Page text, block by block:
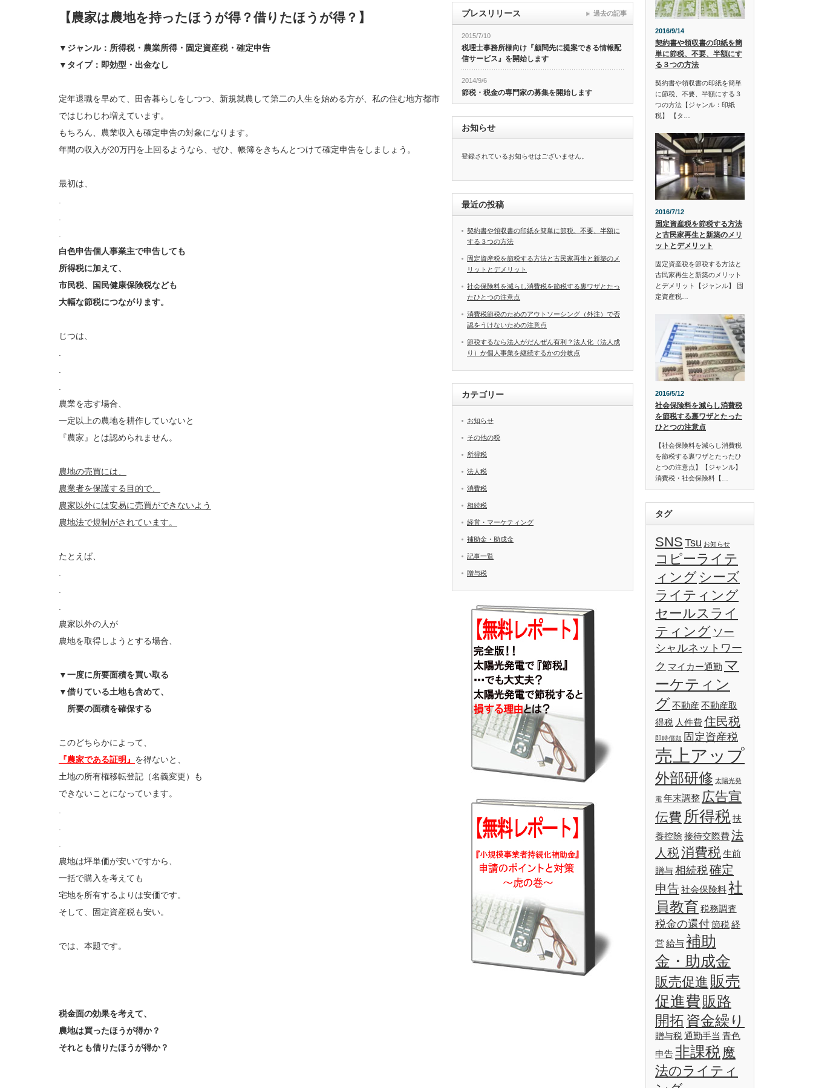
【農家は農地を持ったほうが得？借りたほうが得？】
▼ジャンル：所得税・農業所得・固定資産税・確定申告
▼タイプ：即効型・出金なし
定年退職を早めて、田舎暮らしをしつつ、新規就農して第二の人生を始める方が、私の住む地方都市
ではじわじわ増えています。
もちろん、農業収入も確定申告の対象になります。
年間の収入が20万円を上回るようなら、ぜひ、帳簿をきちんとつけて確定申告をしましょう。
最初は、
白色申告個人事業主で申告しても
所得税に加えて、
市民税、国民健康保険税なども
大幅な節税につながります。
じつは、
農業を志す場合、
一定以上の農地を耕作していないと
『農家』とは認められません。
農地の売買には、
農業者を保護する目的で、
農家以外には安易に売買ができないよう
農地法で規制がされています。
たとえば、
農家以外の人が
農地を取得しようとする場合、
▼一度に所要面積を買い取る
▼借りている土地も含めて、
所要の面積を確保する
このどちらかによって、
『農家である証明』 を得ないと、
土地の所有権移転登記（名義変更）も
できないことになっています。
農地は坪単価が安いですから、
一括で購入を考えても
宅地を所有するよりは安価です。
そして、固定資産税も安い。
では、本題です。
税金面の効果を考えて、
農地は買ったほうが得か？
それとも借りたほうが得か？
プレスリリース
2015/7/10
税理士事務所様向け『顧問先に提案できる情報配
信サービス』を開始します
2014/9/6
節税・税金の専門家の募集を開始します
過去の記事
お知らせ
登録されているお知らせはございません。
最近の投稿
契約書や領収書の印紙を簡単に節税、不要、半額に
する３つの方法
固定資産税を節税する方法と古民家再生と新築のメ
リットとデメリット
社会保険料を減らし消費税を節税する裏ワザとたっ
たひとつの注意点
消費税節税のためのアウトソーシング（外注）で否
認をうけないための注意点
節税するなら法人がだんぜん有利？法人化（法人成
り）か個人事業を継続するかの分岐点
カテゴリー
お知らせ
その他の税
所得税
法人税
消費税
相続税
経営・マーケティング
補助金・助成金
記事一覧
贈与税
2016/9/14
契約書や領収書の印紙を簡
単に節税、不要、半額にす
る３つの方法
契約書や領収書の印紙を簡単
に節税、不要、半額にする３
つの方法【ジャンル：印紙
税】 【タ…
2016/7/12
固定資産税を節税する方法
と古民家再生と新築のメリ
ットとデメリット
固定資産税を節税する方法と
古民家再生と新築のメリット
とデメリット【ジャンル】 固
定資産税…
2016/5/12
社会保険料を減らし消費税
を節税する裏ワザとたった
ひとつの注意点
【社会保険料を減らし消費税
を節税する裏ワザとたったひ
とつの注意点】【ジャンル】
消費税・社会保険料【…
タグ
SNS Tsu お知らせ
コピーライテ
ィング シーズ
ライティング
セールスライ
ティング ソー
シャルネットワー
ク マイカー通勤 マ
ーケティン
グ不動産 不動産取
得税 人件費住民税
即時償却 固定資産税
売上アップ
外部研修 太陽光発
電 年末調整 広告宣
伝費 所得税扶
養控除接待交際費法
人税消費税生前
贈与相続税確定
申告社会保険料社
員教育 税務調査
税金の還付節税経
営給与補助
金・助成金
販売促進 販売
促進費販路
開拓 資金繰り
贈与税通勤手当 青色
申告非課税 魔
法のライティ